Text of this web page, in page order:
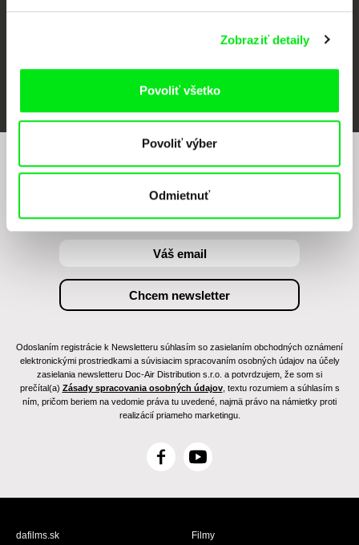
Zobraziť detaily
Povoliť všetko
Povoliť výber
Odmietnuť
FIDMarseille Ji.hlava IDFF Visions du Réel
Chcete byť pravidelne informovaní o našom
filmovom programe?
Odoslaním registrácie k Newsletteru súhlasím so zasielaním obchodných oznámení
elektronickými prostriedkami a súvisiacim spracovaním osobných údajov na účely
zasielania newsletteru Doc-Air Distribution s.r.o. a potvrdzujem, že som si
prečítal(a) Zásady spracovania osobných údajov, textu rozumiem a súhlasím s
ním, pričom beriem na vedomie práva tu uvedené, najmä právo na námietky proti
realizácií priameho marketingu.
F
c
Y
u
dafilms.sk
Filmy